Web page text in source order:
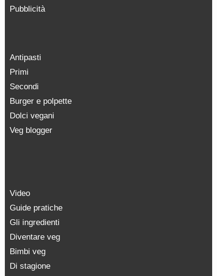
Pubblicità
Antipasti
Primi
Secondi
Burger e polpette
Dolci vegani
Veg blogger
Video
Guide pratiche
Gli ingredienti
Diventare veg
Bimbi veg
Di stagione